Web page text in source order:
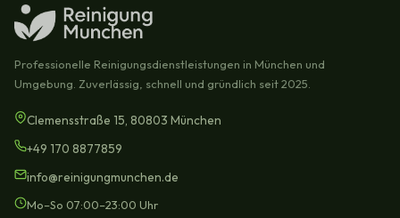
Professionelle Reinigungsdienstleistungen in München und
Umgebung. Zuverlässig, schnell und gründlich seit 2025.
Clemensstraße 15, 80803 München
+49 170 8877859
info@reinigungmunchen.de
Mo–So 07:00–23:00 Uhr